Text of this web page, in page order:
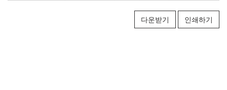
다운받기 인쇄하기